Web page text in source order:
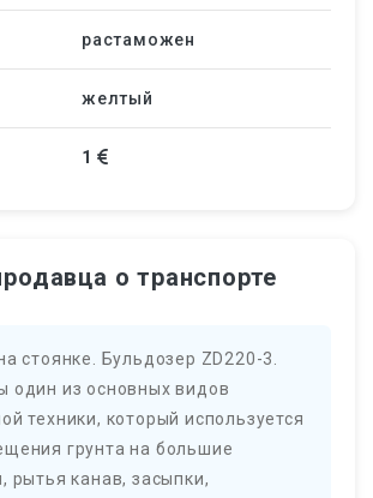
растаможен
желтый
1
о транспорте
стоянке. Бульдозер ZD220-3.
один из основных видов
техники, который используется
грунта на большие
рытья канав, засыпки,